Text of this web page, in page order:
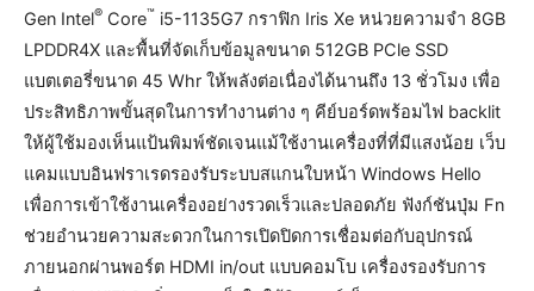
Gen Intel® Core™ i5-1135G7 กราฟิก Iris Xe หน่วยความจำ 8GB
LPDDR4X และพื้นที่จัดเก็บข้อมูลขนาด 512GB PCle SSD
แบตเตอรี่ขนาด 45 Whr ให้พลังต่อเนื่องได้นานถึง 13 ชั่วโมง เพื่อ
ประสิทธิภาพขั้นสุดในการทำงานต่าง ๆ คีย์บอร์ดพร้อมไฟ backlit
ให้ผู้ใช้มองเห็นแป้นพิมพ์ชัดเจนแม้ใช้งานเครื่องที่ที่มีแสงน้อย เว็บ
แคมแบบอินฟราเรดรองรับระบบสแกนใบหน้า Windows Hello
เพื่อการเข้าใช้งานเครื่องอย่างรวดเร็วและปลอดภัย ฟังก์ชันปุ่ม Fn
ช่วยอำนวยความสะดวกในการเปิดปิดการเชื่อมต่อกับอุปกรณ์
ภายนอกผ่านพอร์ต HDMI in/out แบบคอมโบ เครื่องรองรับการ